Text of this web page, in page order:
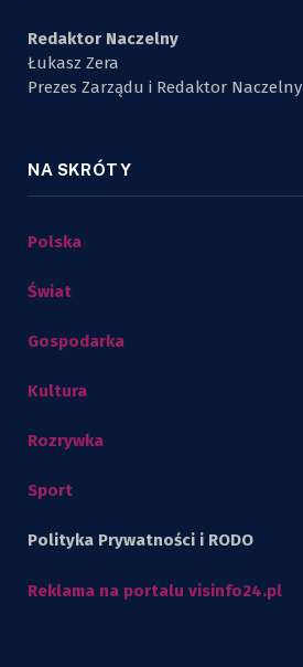
Redaktor Naczelny
Łukasz Zera
Prezes Zarządu i Redaktor Naczelny
NA SKRÓTY
Polska
Świat
Gospodarka
Kultura
Rozrywka
Sport
Polityka Prywatności i RODO
Reklama na portalu visinfo24.pl